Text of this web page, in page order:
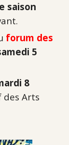
saison
forum des
5
8
des Arts